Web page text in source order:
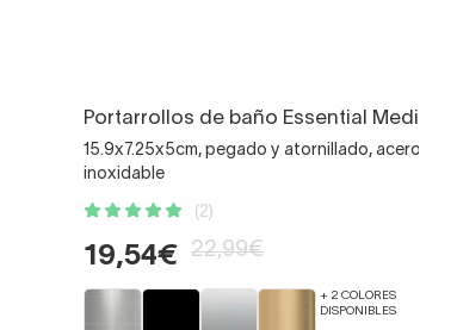
Portarrollos de baño Essential Medimex
15.9x7.25x5cm, pegado y atornillado, acero
inoxidable
(2)
19,54€ 22,99€
+ 2 COLORES
DISPONIBLES